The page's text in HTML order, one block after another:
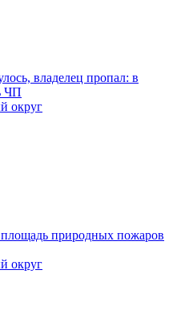
владелец пропал: в
ЧП
округ
площадь природных пожаров
округ